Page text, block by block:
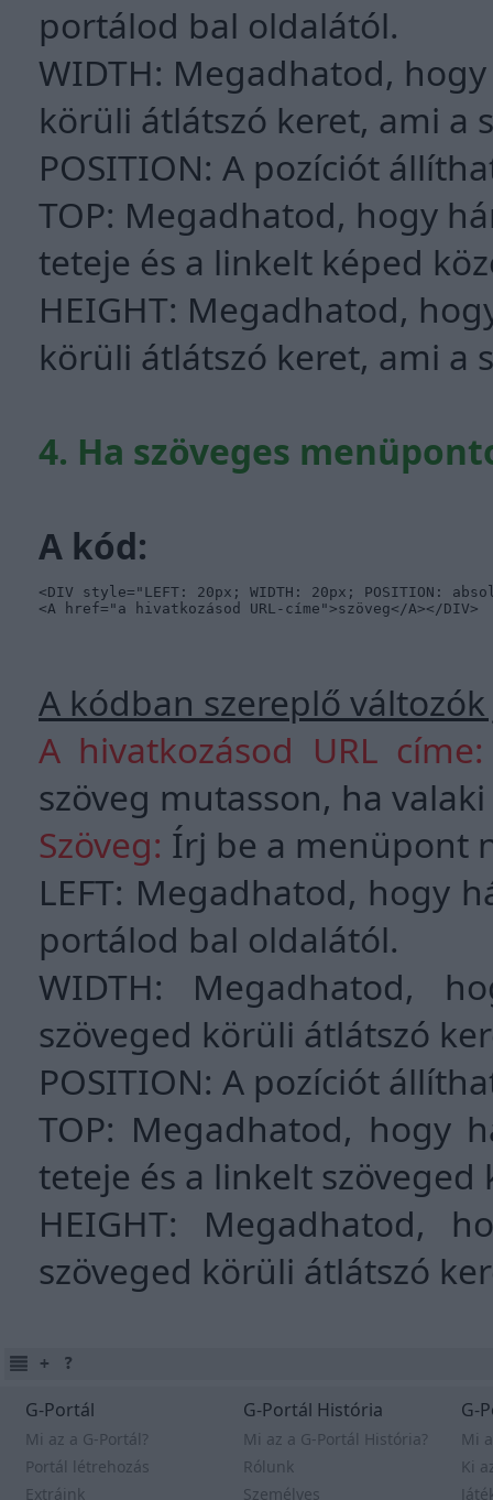
portálod bal oldalától.
WIDTH: Megadhatod,
körüli átlátszó keret, ami a
POSITION: A pozíciót
TOP: Megadhatod, hogy
teteje és a linkelt képed
HEIGHT: Megadhatod,
körüli átlátszó keret, ami a
4. Ha szöveges
A kód:
<DIV style="LEFT: 20px; WIDTH: 20px; POSITION:
<A href="a hivatkozásod URL-címe">szöveg</A></DIV>
A kódban szereplő
A hivatkozásod URL címe:
szöveg mutasson, ha
Szöveg: Írj be a menüpont
LEFT: Megadhatod, hogy
portálod bal oldalától.
WIDTH: Megadhatod,
szöveged körüli átlátszó
POSITION: A pozíciót
TOP: Megadhatod, hogy
teteje és a linkelt szöveged
HEIGHT: Megadhatod,
szöveged körüli átlátszó
G-Portál
Mi az a G-Portál?
Portál létrehozás
Extráink
G-Portál História
Mi az a G-Portál História?
Rólunk
Személyes
G-
Mi
Ki